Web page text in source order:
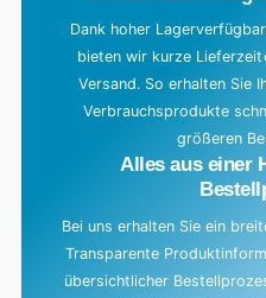
Dank hoher
bieten wir kurze
Versand. So erhalten Sie
Verbrauchsprodukte
größeren
Alles aus einer
Bei uns erhalten Sie ein
Transparente
übersichtlicher